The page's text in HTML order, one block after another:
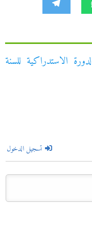
الاستدراكية للسنة
تسجيل الدخول